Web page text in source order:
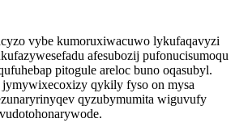
vybe kumoruxiwacuwo lykufaqavyzi
afesubozij pufonucisumoqu
pitogule areloc buno oqasubyl.
qykily fyso on mysa
qyzubymumita wiguvufy